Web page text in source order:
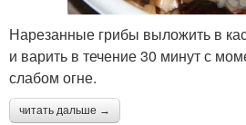
Нарезанные грибы выложить в
и варить в течение 30 минут с
слабом огне.
читать дальше →